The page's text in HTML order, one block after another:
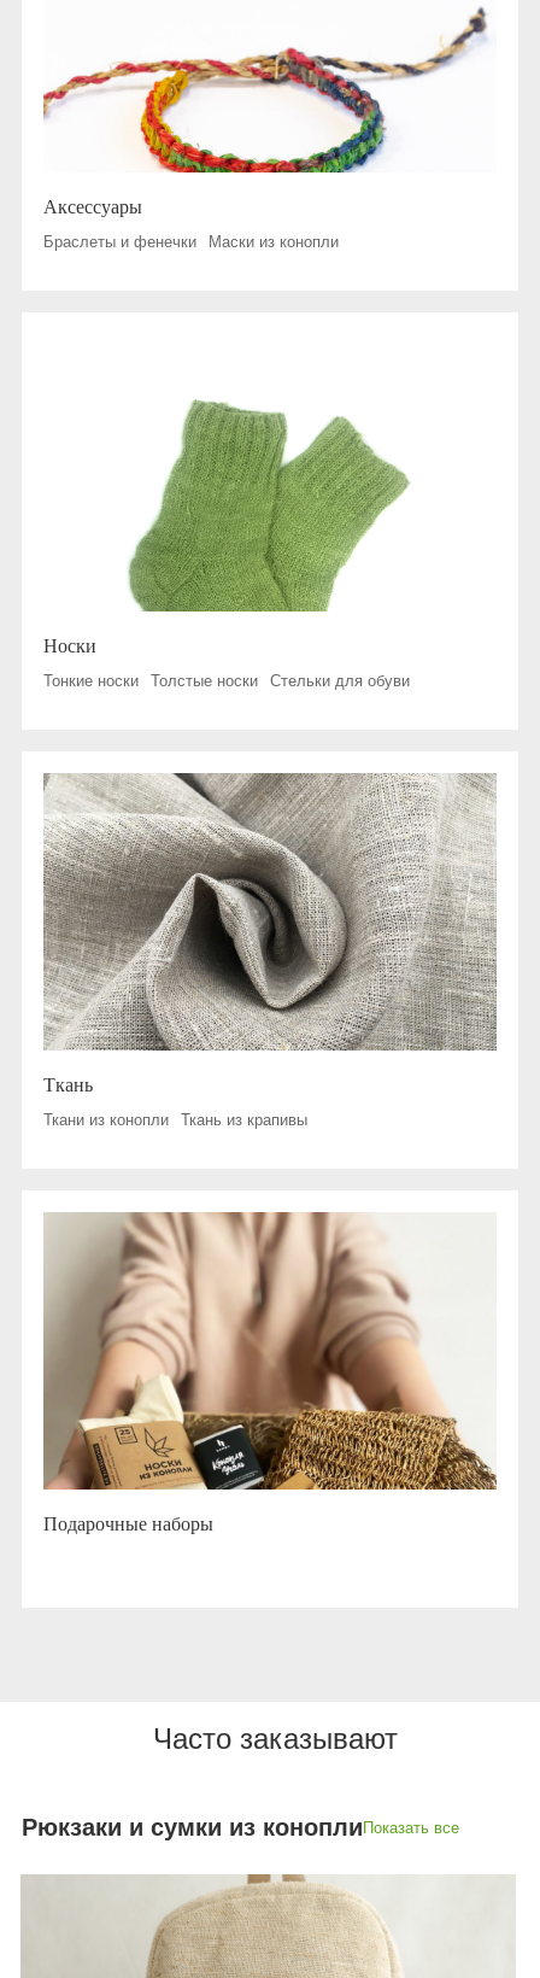
Аксессуары
Браслеты и фенечки Маски из конопли
Носки
Тонкие носки Толстые носки Стельки для обуви
Ткань
Ткани из конопли Ткань из крапивы
Подарочные наборы
Часто заказывают
Рюкзаки и сумки из конопли Показать все